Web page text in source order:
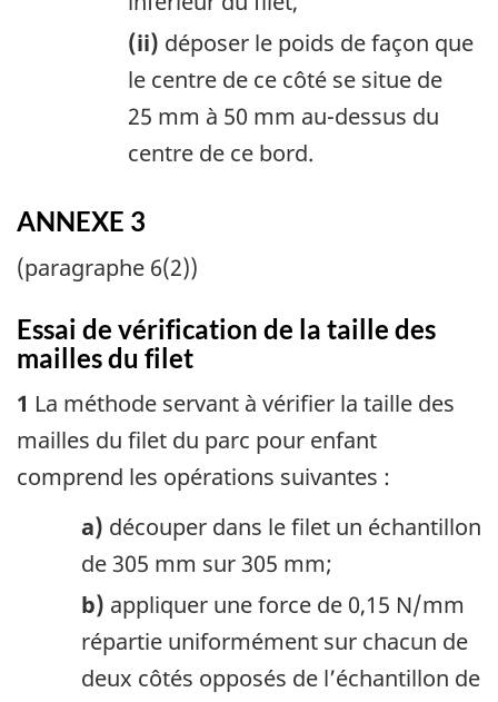
(ii) déposer le poids de façon que
le centre de ce côté se situe de
25 mm à 50 mm au-dessus du
centre de ce bord.
ANNEXE 3
(paragraphe 6(2))
Essai de vérification de la taille des
mailles du filet
1 La méthode servant à vérifier la taille des
mailles du filet du parc pour enfant
comprend les opérations suivantes :
a) découper dans le filet un échantillon
de 305 mm sur 305 mm;
b) appliquer une force de 0,15 N/mm
répartie uniformément sur chacun de
deux côtés opposés de l’échantillon de